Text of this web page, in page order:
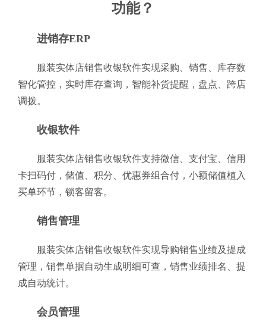
功能？
进销存ERP
服装实体店销售收银软件实现采购、销售、库存数
智化管控，实时库存查询，智能补货提醒，盘点、跨店
调拨。
收银软件
服装实体店销售收银软件支持微信、支付宝、信用
卡扫码付，储值、积分、优惠券组合付，小额储值植入
买单环节，锁客留客。
销售管理
服装实体店销售收银软件实现导购销售业绩及提成
管理，销售单据自动生成明细可查，销售业绩排名、提
成自动统计。
会员管理